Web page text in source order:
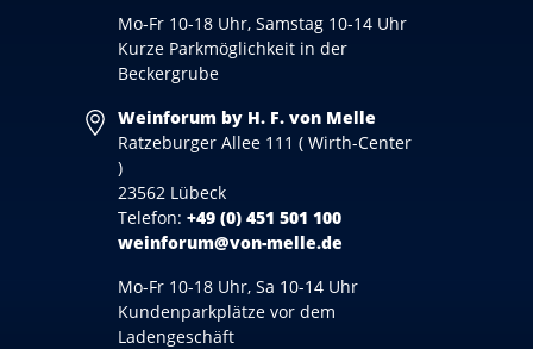
Mo-Fr 10-18 Uhr, Samstag 10-14 Uhr
Kurze Parkmöglichkeit in der
Beckergrube
Weinforum by H. F. von Melle
Ratzeburger Allee 111 ( Wirth-Center
)
23562 Lübeck
Telefon: +49 (0) 451 501 100
weinforum@von-melle.de
Mo-Fr 10-18 Uhr, Sa 10-14 Uhr
Kundenparkplätze vor dem
Ladengeschäft